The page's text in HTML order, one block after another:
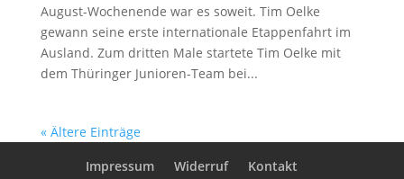
August-Wochenende war es soweit. Tim Oelke
gewann seine erste internationale Etappenfahrt im
Ausland. Zum dritten Male startete Tim Oelke mit
dem Thüringer Junioren-Team bei...
« Ältere Einträge
Impressum
Widerruf
Kontakt